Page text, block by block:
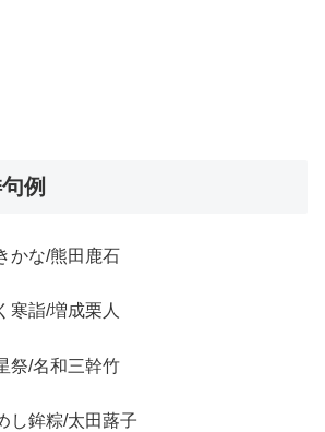
例
かな/熊田鹿石
寒詣/増成栗人
祭/名和三幹竹
し鉾粽/太田蕗子